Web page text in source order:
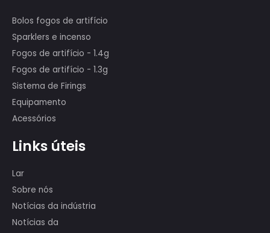
aniversário da PRC, a competição de
fogos de artifício de Montreal,
Canadá e assim por diante.
Produtos
Bolos fogos de artifício
Sparklers e incenso
Fogos de artifício - 1.3g
Sistema de Firings
Equipamento